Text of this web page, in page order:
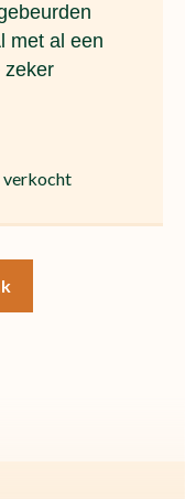
met al een
zeker
verkocht